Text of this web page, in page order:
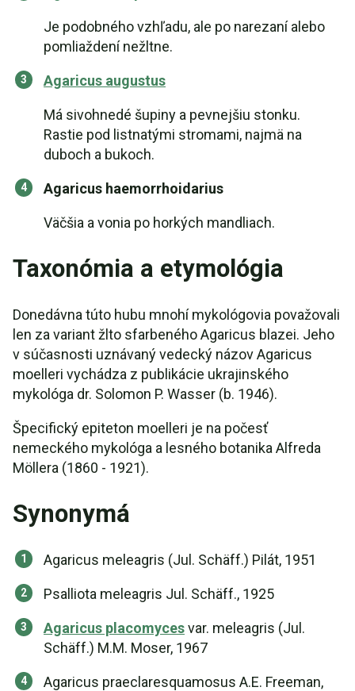
Je podobného vzhľadu, ale po narezaní alebo
pomliaždení nežltne.
Agaricus augustus
Má sivohnedé šupiny a pevnejšiu stonku.
Rastie pod listnatými stromami, najmä na
duboch a bukoch.
Agaricus haemorrhoidarius
Väčšia a vonia po horkých mandliach.
Taxonómia a etymológia
Donedávna túto hubu mnohí mykológovia považovali
len za variant žlto sfarbeného Agaricus blazei. Jeho
v súčasnosti uznávaný vedecký názov Agaricus
moelleri vychádza z publikácie ukrajinského
mykológa dr. Solomon P. Wasser (b. 1946).
Špecifický epiteton moelleri je na počesť
nemeckého mykológa a lesného botanika Alfreda
Möllera (1860 - 1921).
Synonymá
Agaricus meleagris (Jul. Schäff.) Pilát, 1951
Psalliota meleagris Jul. Schäff., 1925
Agaricus placomycesvar. meleagris (Jul.
Schäff.) M.M. Moser, 1967
Agaricus praeclaresquamosus A.E. Freeman,